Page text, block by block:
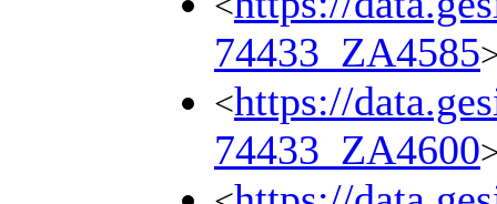
74433_ZA4585
<https://
74433_ZA4600